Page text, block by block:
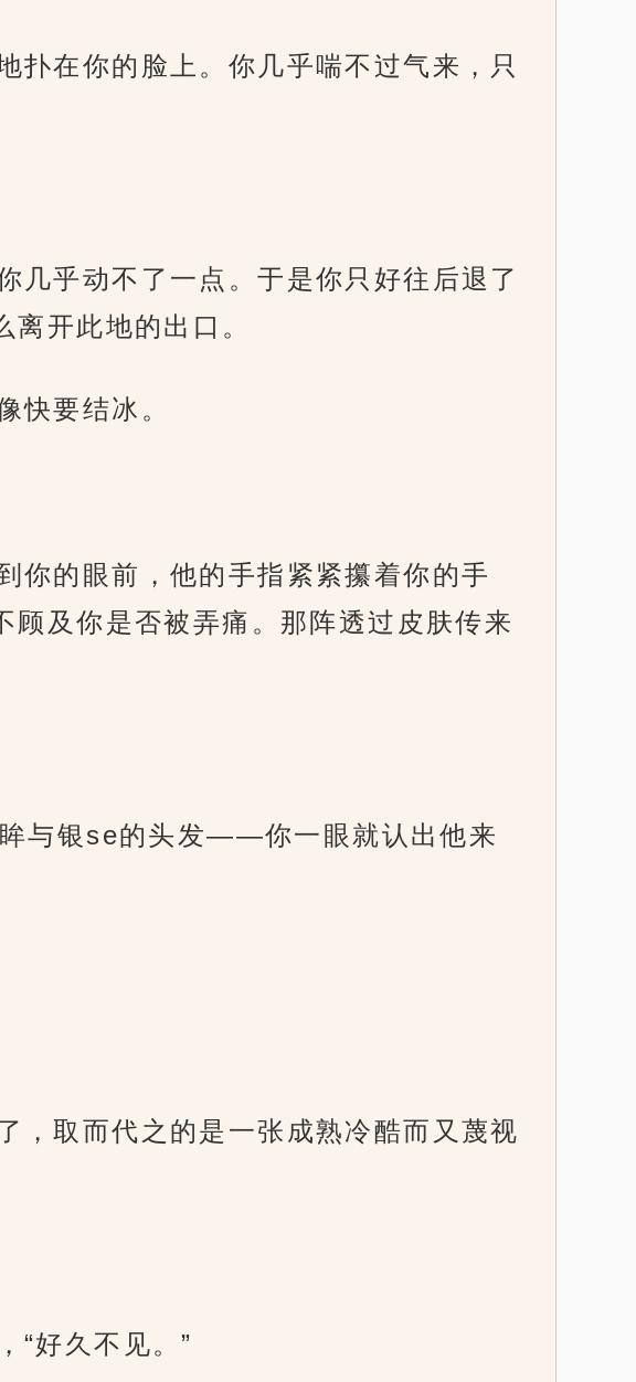
扑在你的脸上。你几乎喘不过气来，只
几乎动不了一点。于是你只好往后退了
开此地的出口。
快要结冰。
你的眼前，他的手指紧紧攥着你的手
及你是否被弄痛。那阵透过皮肤传来
与银se的头发——你一眼就认出他来
，取而代之的是一张成熟冷酷而又蔑视
“好久不见。”